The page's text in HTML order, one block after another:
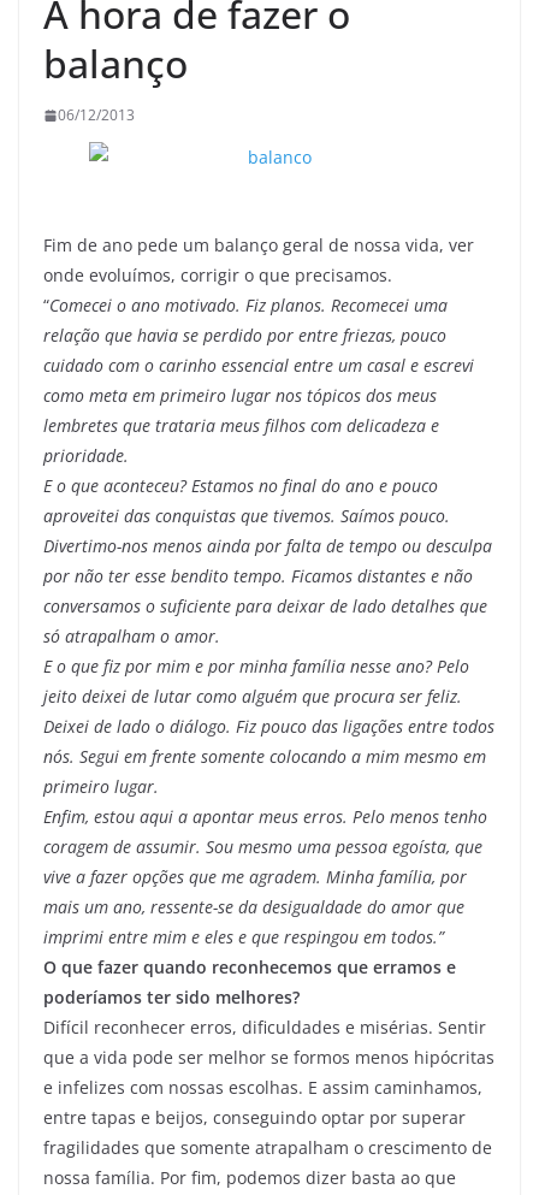
A hora de fazer o
balanço
06/12/2013
Fim de ano pede um balanço geral de nossa vida, ver
onde evoluímos, corrigir o que precisamos.
“Comecei o ano motivado. Fiz planos. Recomecei uma
relação que havia se perdido por entre friezas, pouco
cuidado com o carinho essencial entre um casal e escrevi
como meta em primeiro lugar nos tópicos dos meus
lembretes que trataria meus filhos com delicadeza e
prioridade.
E o que aconteceu? Estamos no final do ano e pouco
aproveitei das conquistas que tivemos. Saímos pouco.
Divertimo-nos menos ainda por falta de tempo ou desculpa
por não ter esse bendito tempo. Ficamos distantes e não
conversamos o suficiente para deixar de lado detalhes que
só atrapalham o amor.
E o que fiz por mim e por minha família nesse ano? Pelo
jeito deixei de lutar como alguém que procura ser feliz.
Deixei de lado o diálogo. Fiz pouco das ligações entre todos
nós. Segui em frente somente colocando a mim mesmo em
primeiro lugar.
Enfim, estou aqui a apontar meus erros. Pelo menos tenho
coragem de assumir. Sou mesmo uma pessoa egoísta, que
vive a fazer opções que me agradem. Minha família, por
mais um ano, ressente-se da desigualdade do amor que
imprimi entre mim e eles e que respingou em todos.”
O que fazer quando reconhecemos que erramos e
poderíamos ter sido melhores?
Difícil reconhecer erros, dificuldades e misérias. Sentir
que a vida pode ser melhor se formos menos hipócritas
e infelizes com nossas escolhas. E assim caminhamos,
entre tapas e beijos, conseguindo optar por superar
fragilidades que somente atrapalham o crescimento de
nossa família. Por fim, podemos dizer basta ao que